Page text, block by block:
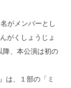
がメンバーとし
がくしょうじょ
降、本公演は初の
は、１部の「ミ